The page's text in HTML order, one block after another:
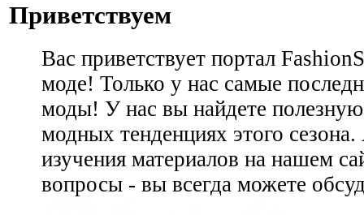
Приветствуем
Вас приветствует портал
моде! Только у нас самые
моды! У нас вы найдете
модных тенденциях этого
изучения материалов на нашем
вопросы - вы всегда можете